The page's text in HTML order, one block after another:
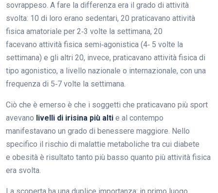
sovrappeso. A fare la differenza era il grado di attività
svolta: 10 di loro erano sedentari, 20 praticavano attività
fisica amatoriale per 2‐3 volte la settimana, 20
facevano attività fisica semi‐agonistica (4‐ 5 volte la
settimana) e gli altri 20, invece, praticavano attività fisica di
tipo agonistico, a livello nazionale o internazionale, con una
frequenza di 5‐7 volte la settimana.
Ciò che è emerso è che i soggetti che praticavano più sport
avevano livelli di irisina più alti e al contempo
manifestavano un grado di benessere maggiore. Nello
specifico il rischio di malattie metaboliche tra cui diabete
e obesità è risultato tanto più basso quanto più attività fisica
era svolta.